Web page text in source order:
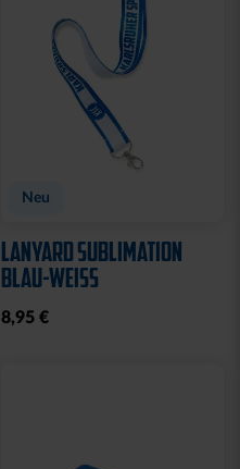
Neu
LANYARD SUBLIMATION
BLAU-WEISS
8,95 €